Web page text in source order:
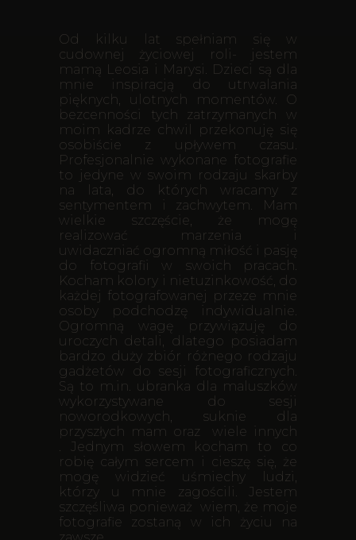
Od kilku lat spełniam się w
cudownej życiowej roli- jestem
mamą Leosia i Marysi. Dzieci są dla
mnie inspiracją do utrwalania
pięknych, ulotnych momentów. O
bezcenności tych zatrzymanych w
moim kadrze chwil przekonuję się
osobiście z upływem czasu.
Profesjonalnie wykonane fotografie
to jedyne w swoim rodzaju skarby
na lata, do których wracamy z
sentymentem i zachwytem. Mam
wielkie szczęście, że mogę
realizować marzenia i
uwidaczniać ogromną miłość i pasję
do fotografii w swoich pracach.
Kocham kolory i nietuzinkowość, do
każdej fotografowanej przeze mnie
osoby podchodzę indywidualnie.
Ogromną wagę przywiązuję do
uroczych detali, dlatego posiadam
bardzo duży zbiór różnego rodzaju
gadżetów do sesji fotograficznych.
Są to m.in. ubranka dla maluszków
wykorzystywane do sesji
noworodkowych, suknie dla
przyszłych mam oraz wiele innych
. Jednym słowem kocham to co
robię całym sercem i cieszę się, że
mogę widzieć uśmiechy ludzi,
którzy u mnie zagościli. Jestem
szczęśliwa ponieważ wiem, że moje
fotografie zostaną w ich życiu na